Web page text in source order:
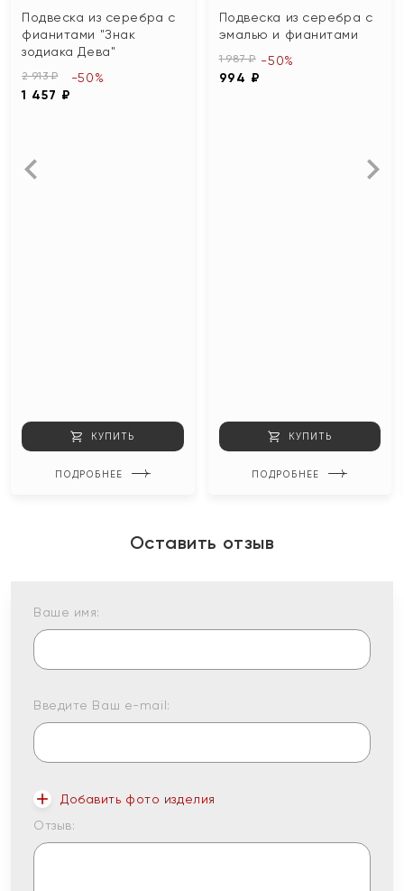
Подвеска из серебра с
фианитами "Знак
зодиака Дева"
2 913 ₽
1 457 ₽
-50%
КУПИТЬ
ПОДРОБНЕЕ
Подвеска из серебра с
эмалью и фианитами
1 987 ₽
994 ₽
-50%
КУПИТЬ
ПОДРОБНЕЕ
Оставить отзыв
Ваше имя:
Введите Ваш e-mail:
Добавить фото изделия
Отзыв: